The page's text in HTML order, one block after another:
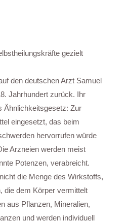
gezielt
den deutschen Arzt Samuel
Jahrhundert zurück. Ihr
Ähnlichkeitsgesetz: Zur
eingesetzt, das beim
hervorrufen würde
Arzneien werden meist
Potenzen, verabreicht.
die Menge des Wirkstoffs,
die dem Körper vermittelt
aus Pflanzen, Mineralien,
und werden individuell